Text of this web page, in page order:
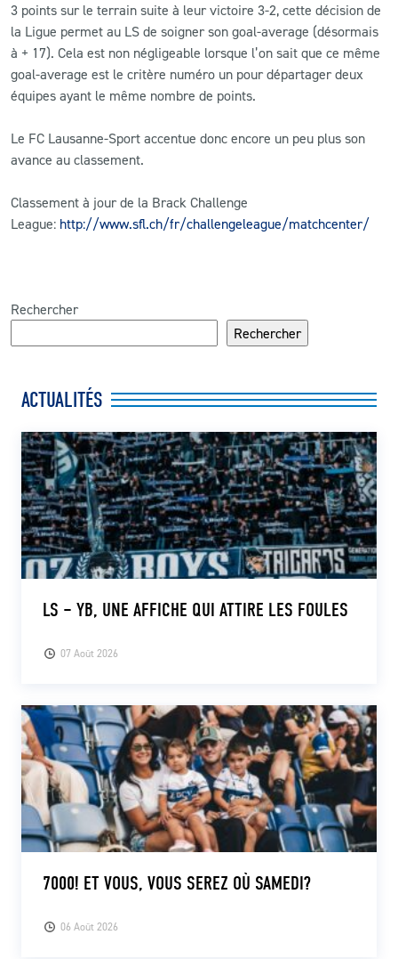
3 points sur le terrain suite à leur victoire 3-2, cette décision de
la Ligue permet au LS de soigner son goal-average (désormais
à + 17). Cela est non négligeable lorsque l’on sait que ce même
goal-average est le critère numéro un pour départager deux
équipes ayant le même nombre de points.
Le FC Lausanne-Sport accentue donc encore un peu plus son
avance au classement.
Classement à jour de la Brack Challenge
League: http://www.sfl.ch/fr/challengeleague/matchcenter/
Rechercher
Rechercher
ACTUALITÉS
07 Août 2026
LS – YB, UNE AFFICHE QUI ATTIRE LES FOULES
06 Août 2026
7000! ET VOUS, VOUS SEREZ OÙ SAMEDI?